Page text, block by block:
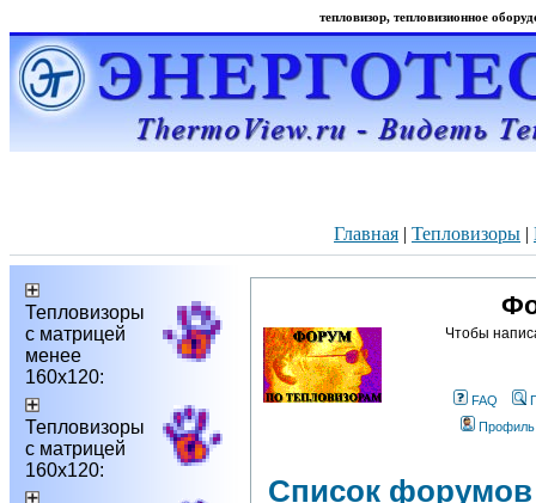
тепловизор, тепловизионное
Главная | Тепловизоры |
Тепловизоры
с матрицей
менее
160х120:
Тепловизоры
с матрицей
160х120:
Чтобы
FAQ
Профиль
Список